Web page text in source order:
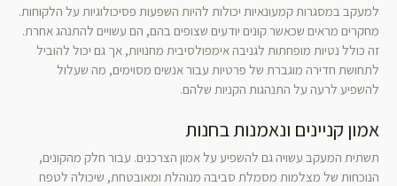
למעקב במסגרות קמעונאיות יכולות להיות השפעות פסיכולוגיות על הלקוחות.
מחקרים מראים שכאשר קונים יודעים שצופים בהם, הם עשויים להתנהג אחרת.
זה כולל נטיות מופחתות לגניבה אימפולסיבית מחנויות, אך גם יכול להוביל
לתחושת חדירה מוגברת של פרטיות עבור אנשים מסוימים, מה שעלול
להשפיע לרעה על התנהגות הקניות שלהם.
אמון קניינים ונאמנות בחנות
תשתית המעקב עשויה גם להשפיע על אמון הצרכנים. עבור חלק מהקונים,
הנוכחות של מצלמות מסמלת סביבה מנוהלת ומאובטחת, שיכולה לטפח